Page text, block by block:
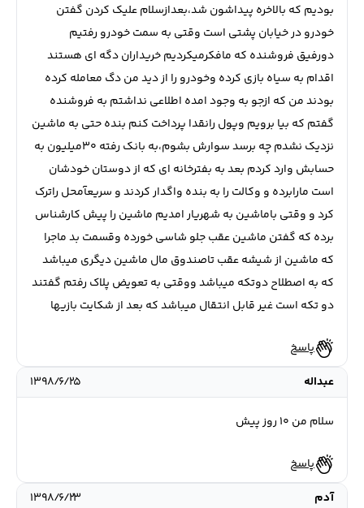
بودیم که بالاخره پیداشون شد،بعدازسلام علیک کردن گفتن
خودرو در خیابان پشتی است وقتی به سمت خودرو رفتیم
دورفیق فروشنده که مافکرمیکردیم خریداران دگه ای هستند
اقدام به سیاه بازی کرده وخودرو را از دید من دگ معامله کرده
بودند من که ازجو به وجود امده اطلاعی نداشتم به فروشنده
گفتم که بیا برویم وپول رانقدا پرداخت کنم بنده حتی به ماشین
نزدیک نشدم چه برسد سوارش بشوم،به بانک رفته ۳۰میلیون به
حسابش وارد کردم بعد به بفترخانه ای که از دوستان خودشان
است مارابرده و وکالت را به بنده واگدار کردند و سریعآمحل راترک
کرد و وقتی باماشین به شهریار امدیم ماشین را پیش کارشناس
برده که گفتن ماشین عقب جلو شاسی خورده وقسمت بد ماجرا
که ماشین از شیشه عقب تاصندوق مال ماشین دیگری میباشد
که به اصطلاح دوتکه میباشد ووقتی به تعویض پلاک رفتم گفتند
دو تکه است غیر قابل انتقال میباشد که بعد از شکایت بازیها
پاسخ
عبداله
۱۳۹۸/۶/۲۵
سلام من ۱۰ روز پیش
پاسخ
آدم
۱۳۹۸/۶/۲۳